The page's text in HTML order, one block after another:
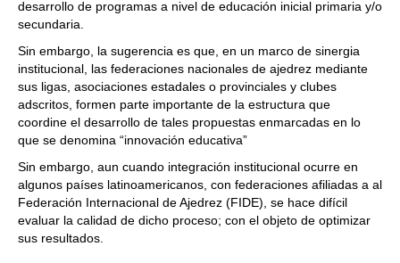
desarrollo de programas a nivel de educación inicial primaria y/o
secundaria.
Sin embargo, la sugerencia es que, en un marco de sinergia
institucional, las federaciones nacionales de ajedrez mediante
sus ligas, asociaciones estadales o provinciales y clubes
adscritos, formen parte importante de la estructura que
coordine el desarrollo de tales propuestas enmarcadas en lo
que se denomina “innovación educativa”
Sin embargo, aun cuando integración institucional ocurre en
algunos países latinoamericanos, con federaciones afiliadas a al
Federación Internacional de Ajedrez (FIDE), se hace difícil
evaluar la calidad de dicho proceso; con el objeto de optimizar
sus resultados.